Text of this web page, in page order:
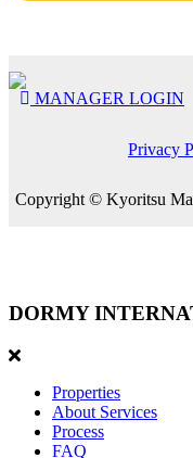
MANAGER LOGIN
Privacy
Copyright © Kyoritsu
DORMY
Properties
About Services
Process
FAQ